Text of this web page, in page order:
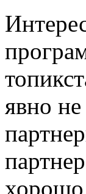
явно
хорошо